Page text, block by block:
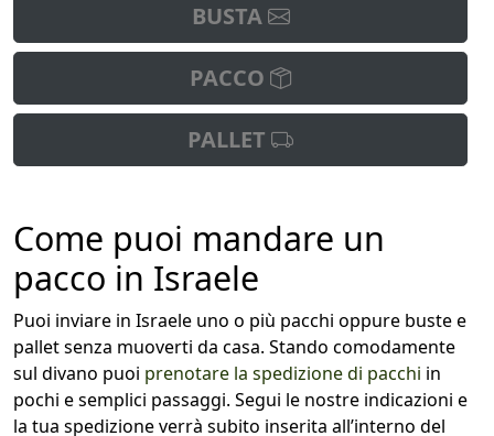
BUSTA
PACCO
PALLET
Come puoi mandare un
pacco in Israele
Puoi inviare in Israele uno o più pacchi oppure buste e
pallet senza muoverti da casa. Stando comodamente
sul divano puoi prenotare la spedizione di pacchi in
pochi e semplici passaggi. Segui le nostre indicazioni e
la tua spedizione verrà subito inserita all’interno del